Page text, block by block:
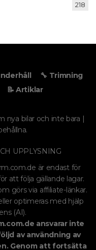
218
🔧 Trimning
📝 Artiklar
nya bilar och inte bara |
UPPLYSNING
är endast för
att följa gällande lagar.
görs via affiliate-länkar.
optimeras med hjälp
(AI).
ansvarar inte
av användning av
Genom att fortsätta